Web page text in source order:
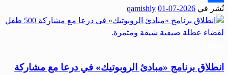
Share
نُشر في 2026-07-01
qamishly
انطلاق برنامج «مبادئ الروبوتيك» في درعا مع مشاركة